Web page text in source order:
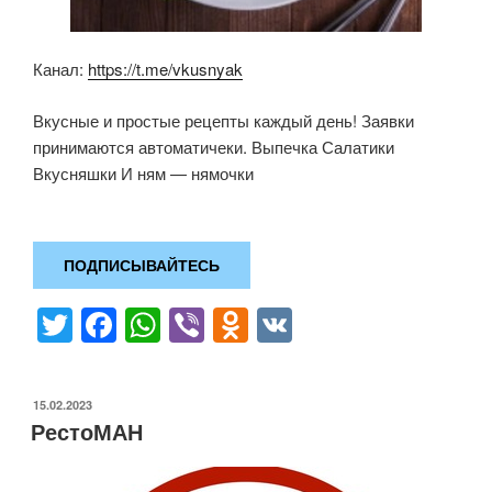
Канал: https://t.me/vkusnyak
Вкусные и простые рецепты каждый день! Заявки
принимаются автоматичеки. Выпечка Салатики
Вкусняшки И ням — нямочки
ПОДПИСЫВАЙТЕСЬ
T
wi
tt
er
F
a
e
W
h
A
Vi
b
O
d
kl
ОПУБЛИКОВАНО
15.02.2023
РестоМАН